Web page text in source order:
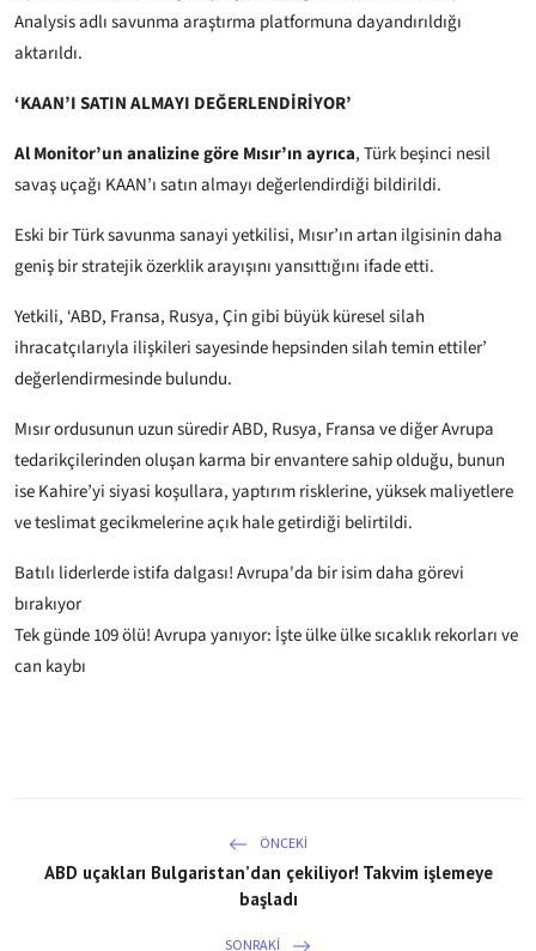
Analysis adlı savunma araştırma platformuna dayandırıldığı
aktarıldı.
‘KAAN’I SATIN ALMAYI DEĞERLENDİRİYOR’
Al Monitor’un analizine göre Mısır’ın ayrıca, Türk beşinci nesil
savaş uçağı KAAN’ı satın almayı değerlendirdiği bildirildi.
Eski bir Türk savunma sanayi yetkilisi, Mısır’ın artan ilgisinin daha
geniş bir stratejik özerklik arayışını yansıttığını ifade etti.
Yetkili, ‘ABD, Fransa, Rusya, Çin gibi büyük küresel silah
ihracatçılarıyla ilişkileri sayesinde hepsinden silah temin ettiler’
değerlendirmesinde bulundu.
Mısır ordusunun uzun süredir ABD, Rusya, Fransa ve diğer Avrupa
tedarikçilerinden oluşan karma bir envantere sahip olduğu, bunun
ise Kahire’yi siyasi koşullara, yaptırım risklerine, yüksek maliyetlere
ve teslimat gecikmelerine açık hale getirdiği belirtildi.
Batılı liderlerde istifa dalgası! Avrupa'da bir isim daha görevi
bırakıyor
Tek günde 109 ölü! Avrupa yanıyor: İşte ülke ülke sıcaklık rekorları ve
can kaybı
ÖNCEKI
ABD uçakları Bulgaristan’dan çekiliyor! Takvim işlemeye
başladı
SONRAKI